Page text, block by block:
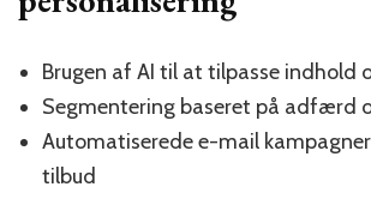
Brugen af AI til at tilpasse indhold
Segmentering baseret på adfærd
Automatiserede e-mail
tilbud